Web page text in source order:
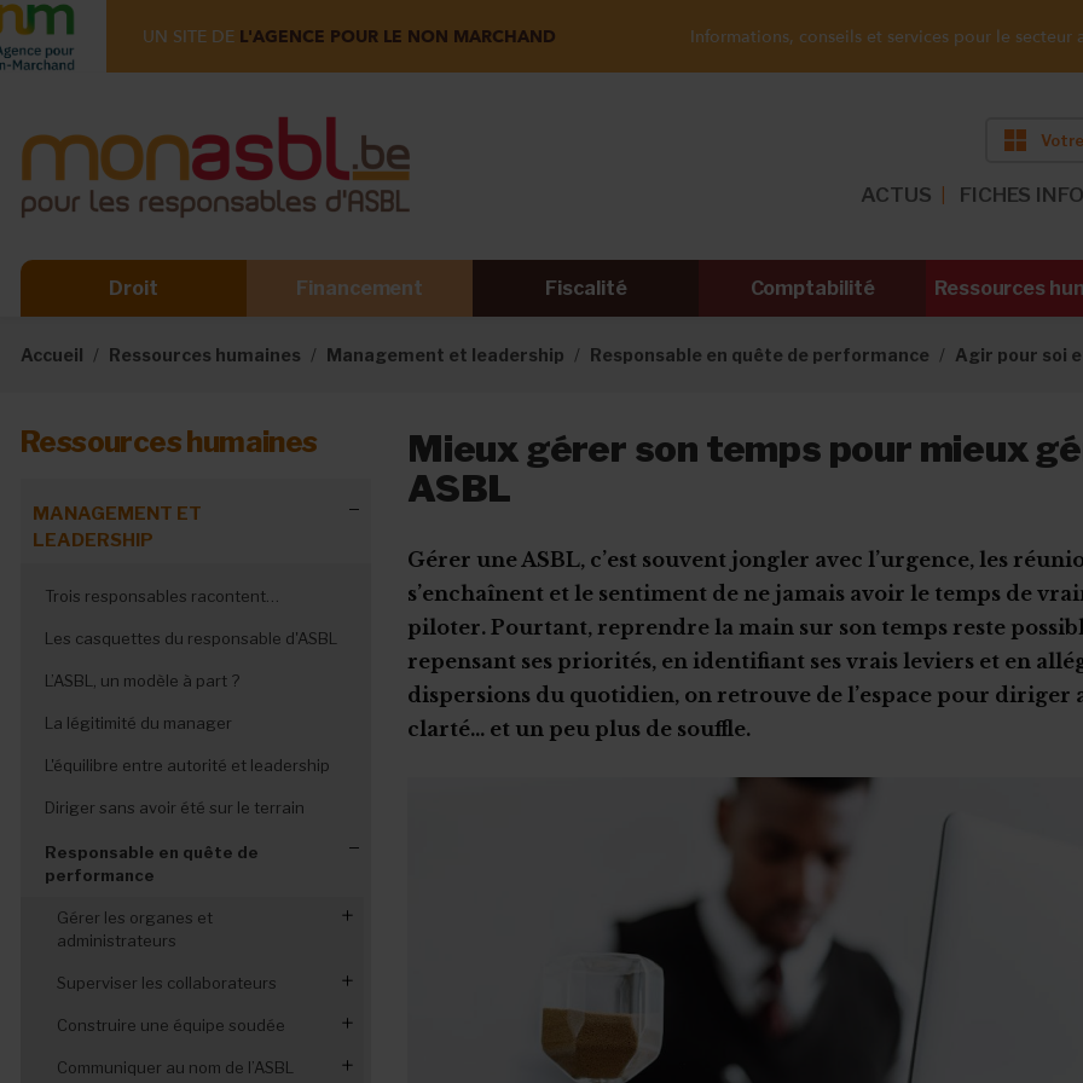
UN SITE DE L'AGENCE POUR LE NON MARCHAND Informations, conseils et services pour le secteur
ACTUS FICHES INFO
Droit Financement Fiscalité Comptabilité Ressources
Accueil Ressources humaines Management et leadership Responsable en quête de performance Agir pour soi
Ressources humaines
MANAGEMENT ET
LEADERSHIP
Trois responsables racontent…
Les casquettes du responsable d'ASBL
L’ASBL, un modèle à part ?
La légitimité du manager
L'équilibre entre autorité et leadership
Diriger sans avoir été sur le terrain
Responsable en quête de
performance
Gérer les organes et
administrateurs
Optimiser le fonctionnement des
coopération harmonieuse
Superviser les collaborateurs
Un organigramme clair
Décrire les fonctions et déléguer
Construire une équipe soudée
Insuffler une dynamique positive
Communiquer au nom de l’ASBL
Mieux gérer son temps pour mieux
ASBL
Gérer une ASBL, c’est souvent jongler avec l’urgence, les
s’enchaînent et le sentiment de ne jamais avoir le temps de
piloter. Pourtant, reprendre la main sur son temps reste
repensant ses priorités, en identifiant ses vrais leviers et en
dispersions du quotidien, on retrouve de l’espace pour diriger
clarté… et un peu plus de souffle.